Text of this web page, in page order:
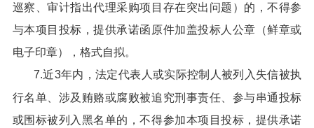
巡察、审计指出代理采购项目存在突出问题）的，不得参
与本项目投标，提供承诺函原件加盖投标人公章（鲜章或
电子印章），格式自拟。
7.近3年内，法定代表人或实际控制人被列入失信被执
行名单、涉及贿赂或腐败被追究刑事责任、参与串通投标
或围标被列入黑名单的，不得参加本项目投标，提供承诺